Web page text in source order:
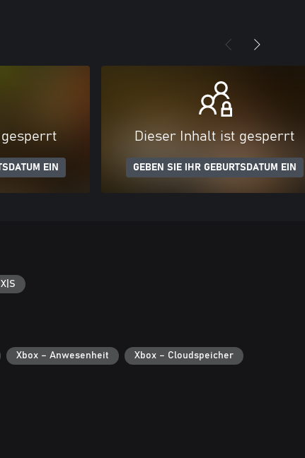
EIN
Dieser Inhalt ist gesperrt
GEBEN SIE IHR GEBURTSDATUM EIN
Xbox – Anwesenheit Xbox – Cloudspeicher